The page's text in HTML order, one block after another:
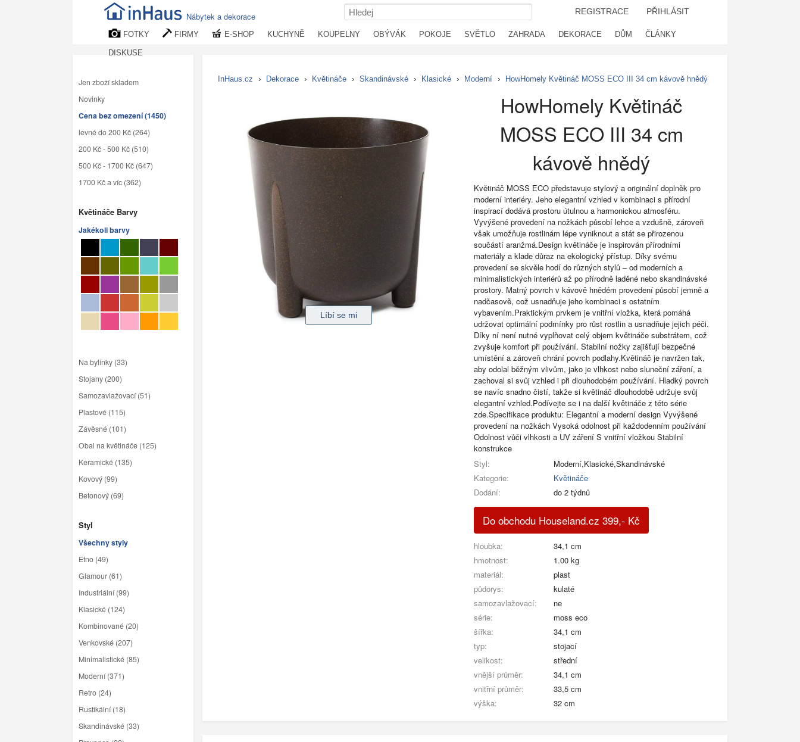
Nábytek a dekorace REGISTRACE PŘIHLÁSIT
FOTKY FIRMY E-SHOP KUCHYNĚ KOUPELNY OBÝVÁK POKOJE SVĚTLO ZAHRADA DEKORACE DŮM ČLÁNKY
DISKUSE
Jen zboží skladem
Novinky
Cena bez omezení (1450)
levné do 200 Kč (264)
200 Kč - 500 Kč (510)
500 Kč - 1700 Kč (647)
1700 Kč a víc (362)
Květináče Barvy
Jakékoli barvy
Na bylinky (33)
Stojany (200)
Samozavlažovací (51)
Plastové (115)
Závěsné (101)
Obal na květináče (125)
Keramické (135)
Kovový (99)
Betonový (69)
Styl
Všechny styly
Etno (49)
Glamour (61)
Industriální (99)
Klasické (124)
Kombinované (20)
Venkovské (207)
Minimalistické (85)
Moderní (371)
Retro (24)
Rustikální (18)
Skandinávské (33)
InHaus.cz › Dekorace › Květináče › Skandinávské › Klasické › Moderní › HowHomely Květináč MOSS ECO III 34 cm kávově hnědý
HowHomely Květináč
MOSS ECO III 34 cm
kávově hnědý
Květináč MOSS ECO představuje stylový a originální doplněk pro
moderní interiéry. Jeho elegantní vzhled v kombinaci s přírodní
inspirací dodává prostoru útulnou a harmonickou atmosféru.
Vyvýšené provedení na nožkách působí lehce a vzdušně, zároveň
však umožňuje rostlinám lépe vyniknout a stát se přirozenou
součástí aranžmá.Design květináče je inspirován přírodními
materiály a klade důraz na ekologický přístup. Díky svému
provedení se skvěle hodí do různých stylů – od moderních a
minimalistických interiérů až po přírodně laděné nebo skandinávské
prostory. Matný povrch v kávově hnědém provedení působí jemně a
nadčasově, což usnadňuje jeho kombinaci s ostatním
vybavením.Praktickým prvkem je vnitřní vložka, která pomáhá
udržovat optimální podmínky pro růst rostlin a usnadňuje jejich péči.
Díky ní není nutné vyplňovat celý objem květináče substrátem, což
zvyšuje komfort při používání. Stabilní nožky zajišťují bezpečné
umístění a zároveň chrání povrch podlahy.Květináč je navržen tak,
aby odolal běžným vlivům, jako je vlhkost nebo sluneční záření, a
zachoval si svůj vzhled i při dlouhodobém používání. Hladký povrch
se navíc snadno čistí, takže si květináč dlouhodobě udržuje svůj
elegantní vzhled.Podívejte se i na další květináče z této série
zde.Specifikace produktu: Elegantní a moderní design Vyvýšené
provedení na nožkách Vysoká odolnost při každodenním používání
Odolnost vůči vlhkosti a UV záření S vnitřní vložkou Stabilní
konstrukce
Styl:
Moderní,Klasické,Skandinávské
Kategorie:
Květináče
Dodání:
do 2 týdnů
Do obchodu Houseland.cz 399,- Kč
hloubka:
34,1 cm
hmotnost:
1.00 kg
materiál:
plast
půdorys:
kulaté
samozavlažovací:
ne
série:
moss eco
šířka:
34,1 cm
typ:
stojací
velikost:
střední
vnější průměr:
34,1 cm
vnitřní průměr:
33,5 cm
výška:
32 cm